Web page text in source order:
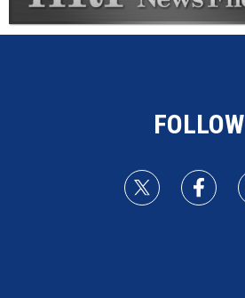
FOLLOW